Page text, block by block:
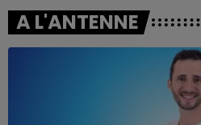
A L'ANTENNE